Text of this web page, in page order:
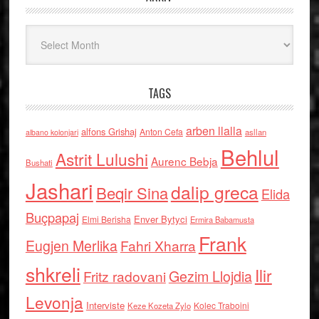
TAGS
albano kolonjari alfons Grishaj Anton Cefa arben llalla asllan
Bushati Astrit Lulushi Aurenc Bebja Behlul
Jashari Beqir Sinadalip grecaElida
Buçpapaj Elmi Berisha Enver Bytyci Ermira Babamusta
Eugjen MerlikaFahri Xharra Frank
shkreli Fritz radovaniGezim Llojdia Ilir
Levonja Interviste Keze Kozeta Zylo Kolec Traboini